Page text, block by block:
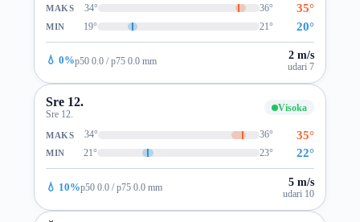
MAKS 34° 36° 35°
MIN 19° 21° 20°
💧 0%p50 0.0 / p75 0.0 mm 2 m/s
udari 7
Sre 12.
Sre 12.
Visoka
MAKS 34° 36° 35°
MIN 21° 23° 22°
💧 10%p50 0.0 / p75 0.0 mm 5 m/s
udari 10